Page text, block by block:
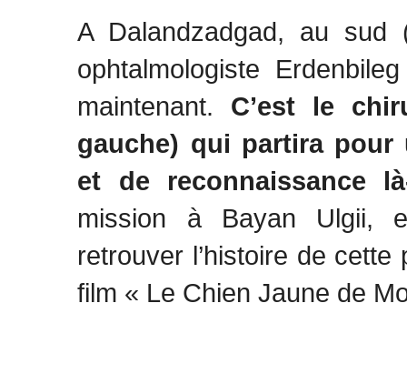
A Dalandzadgad, au
ophtalmologiste
maintenant. C’est le
gauche) qui partira pour
et de reconnaissance
mission à Bayan Ulgii,
retrouver l’histoire de
film « Le Chien Jaune de